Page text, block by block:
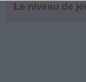
Le niveau de